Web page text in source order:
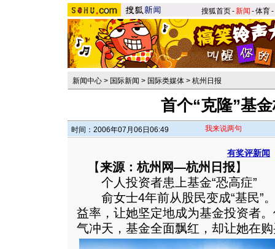
搜狐首页-新闻 -体育-
新闻中心 > 国际新闻 > 国际类媒体 > 杭州日报
首个“克隆”基
时间：2006年07月06日06:49 我来说两句
有奖评新闻
【来源：杭州网—杭州日报】
个人投资者患上基金“恐高症”
俞女士4年前从股民变成“基民”
益率，让她坚定地成为基金投资者
气冲天，基金全面飘红，却让她在